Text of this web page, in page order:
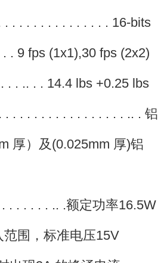
. . . . . . . . . . . . . . 16-bits
. 9 fps (1x1),30 fps (2x2)
. . .. . . 14.4 lbs +0.25 lbs
. . . . . . . . . . . . . . . . .. . 铝
厚）及(0.025mm 厚)铝
. . . . . . .. .额定功率16.5W
压15V